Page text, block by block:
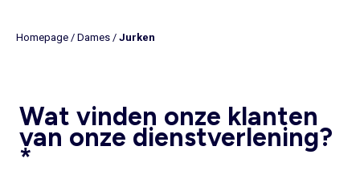
Homepage / Dames / Jurken
Wat vinden onze klanten
van onze dienstverlening?
*